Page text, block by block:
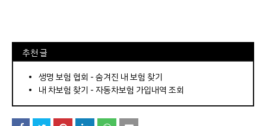
⠀추천 글
⠀­­­­­­­­؜؜؜؜­­­­­­­­؜؜؜؜• 생명 보험 협회 - 숨겨진 내 보험 찾기
내 차보험 찾기 - 자동차보험 가입내역 조회